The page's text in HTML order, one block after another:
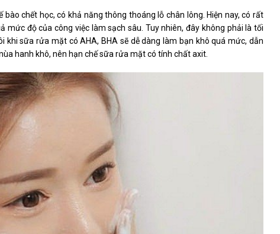
chết học, có khả năng thông thoáng lỗ chân lông. Hiện nay, có rất
mức độ của công việc làm sạch sâu. Tuy nhiên, đây không phải là tối
khi sữa rửa mặt có AHA, BHA sẽ dễ dàng làm bạn khô quá mức, dẫn
hanh khô, nên hạn chế sữa rửa mặt có tính chất axit.